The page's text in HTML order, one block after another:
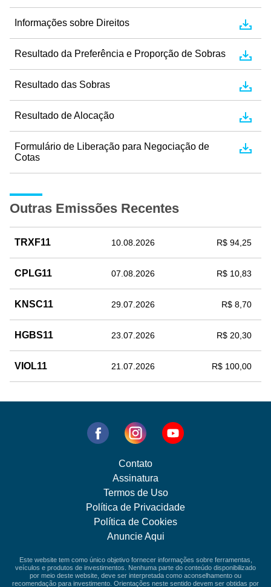
Informações sobre Direitos
Resultado da Preferência e Proporção de Sobras
Resultado das Sobras
Resultado de Alocação
Formulário de Liberação para Negociação de
Cotas
Outras Emissões Recentes
TRXF11 10.08.2026 R$ 94,25
CPLG11 07.08.2026 R$ 10,83
KNSC11 29.07.2026 R$ 8,70
HGBS11 23.07.2026 R$ 20,30
VIOL11 21.07.2026 R$ 100,00
Contato
Assinatura
Termos de Uso
Política de Privacidade
Política de Cookies
Anuncie Aqui
Este website tem como único objetivo fornecer informações sobre ferramentas,
veículos e produtos de investimentos. Nenhuma parte do conteúdo disponibilizado
por meio deste website, deve ser interpretada como aconselhamento ou
recomendação para investimento. Orientações neste sentido devem ser obtidas por